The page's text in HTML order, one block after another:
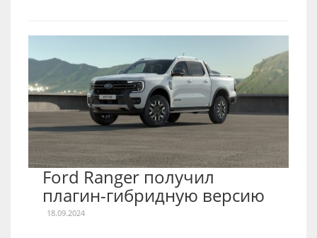
Ford Ranger получил
плагин-гибридную версию
18.09.2024